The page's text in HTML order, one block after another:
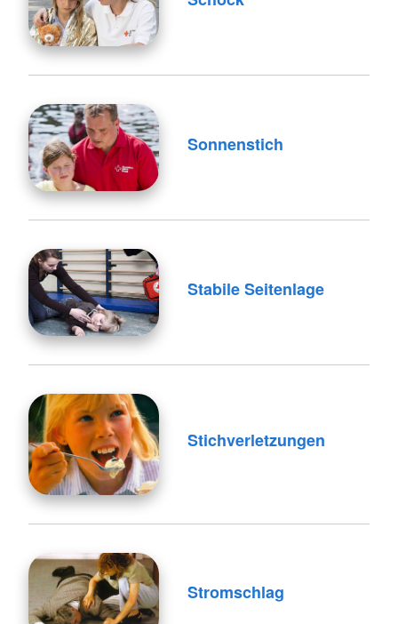
Sonnenstich
Stabile Seitenlage
Stichverletzungen
Stromschlag